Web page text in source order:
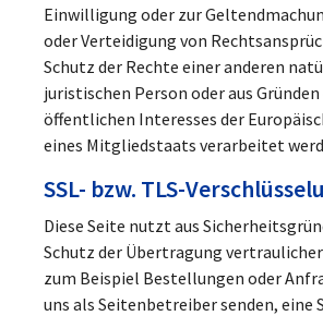
Einwilligung oder zur
oder Verteidigung von
Schutz der Rechte einer anderen
juristischen Person oder aus
öffentlichen Interesses der
eines Mitgliedstaats verarbeitet
SSL- bzw. TLS-
Diese Seite nutzt aus
Schutz der Übertragung
zum Beispiel Bestellungen oder
uns als Seitenbetreiber senden, eine